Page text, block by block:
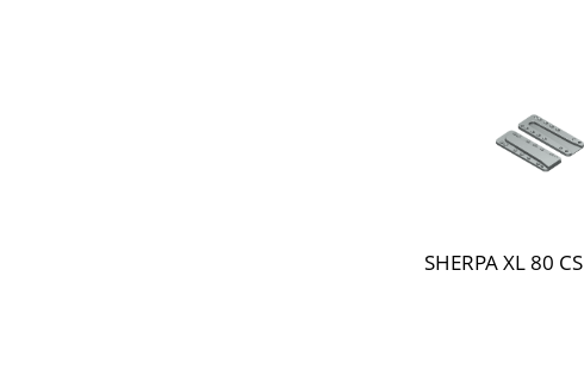
SHERPA XL 80 CS